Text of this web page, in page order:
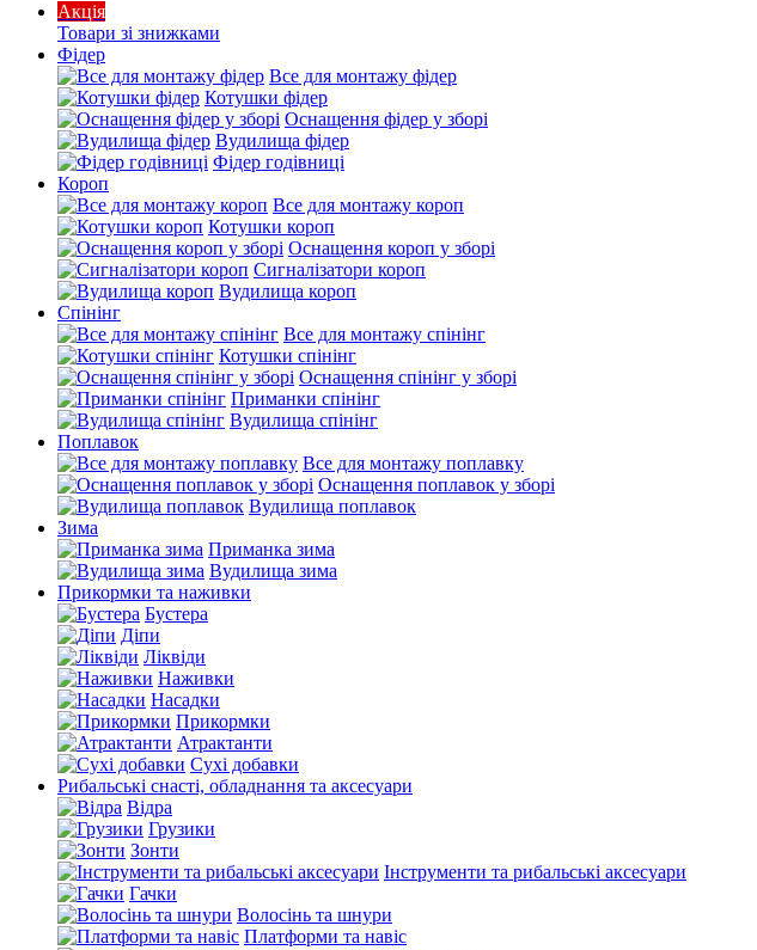
Акція
Товари зі знижками
Фідер
Все для монтажу фідер
Котушки фідер
Оснащення фідер у зборі
Вудилища фідер
Фідер годівниці
Короп
Все для монтажу короп
Котушки короп
Оснащення короп у зборі
Сигналізатори короп
Вудилища короп
Спінінг
Все для монтажу спінінг
Котушки спінінг
Оснащення спінінг у зборі
Приманки спінінг
Вудилища спінінг
Поплавок
Все для монтажу поплавку
Оснащення поплавок у зборі
Вудилища поплавок
Зима
Приманка зима
Вудилища зима
Прикормки та наживки
Бустера
Діпи
Ліквіди
Наживки
Насадки
Прикормки
Атрактанти
Сухі добавки
Рибальські снасті, обладнання та аксесуари
Відра
Грузики
Зонти
Інструменти та рибальські аксесуари
Гачки
Волосінь та шнури
Платформи та навіс